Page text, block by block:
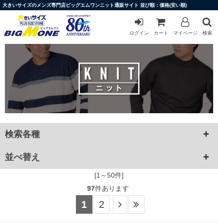
大きいサイズのメンズ専門店ビッグエムワンニット通販サイト 並び順：価格(安い順)
ログイン カート マイページ 検索
検索各種
並べ替え
[1～50件]
97件あります
1 2